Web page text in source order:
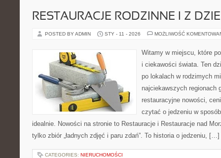
RESTAURACJE RODZINNE I Z
POSTED BY ADMIN STY - 11 - 2026 MOŻLIWOŚĆ
Witamy w miejscu, które
i ciekawości świata. Ten
po lokalach w rodzimych
najciekawszych regionach
restauracyjne nowości,
czytać o jedzeniu w
idealnie. Nowości na stronie to Restauracje i Restauracje nad
tylko zbiór „ładnych zdjęć i paru zdań”. To historia o jedzeniu, […]
CATEGORIES: NIERUCHOMOŚCI